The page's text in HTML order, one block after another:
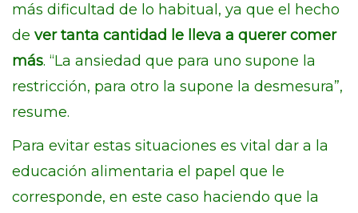
más dificultad de lo habitual, ya que el hecho
de ver tanta cantidad le lleva a querer comer
más. “La ansiedad que para uno supone la
restricción, para otro la supone la desmesura”,
resume.
Para evitar estas situaciones es vital dar a la
educación alimentaria el papel que le
corresponde, en este caso haciendo que la